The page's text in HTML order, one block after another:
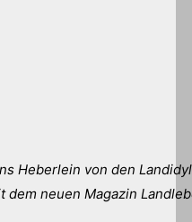
Heberlein von den
dem neuen Magazin